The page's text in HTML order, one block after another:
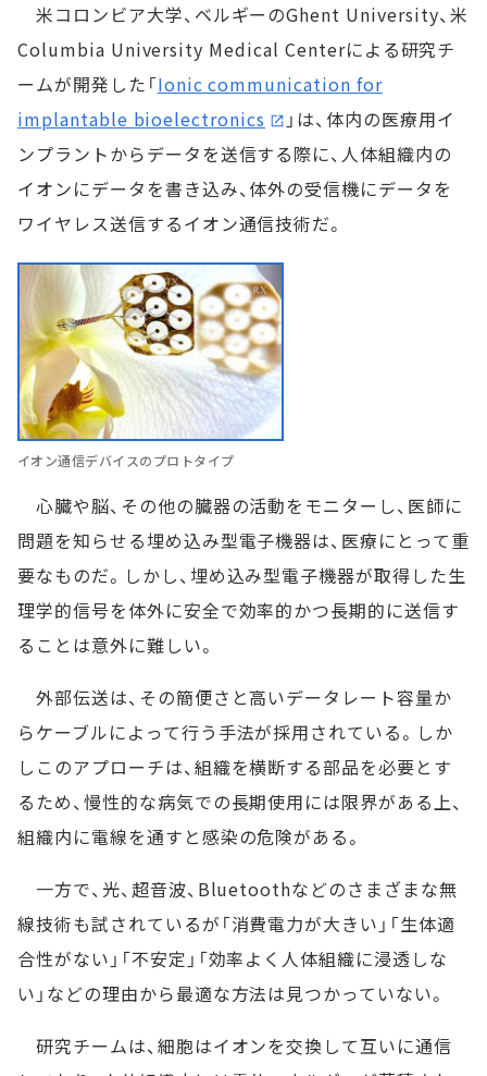
米コロンビア大学、ベルギーのGhent University、米
Columbia University Medical Centerによる研究チ
ームが開発した「Ionic communication for
implantable bioelectronics
」は、体内の医療用イ
ンプラントからデータを送信する際に、人体組織内の
イオンにデータを書き込み、体外の受信機にデータを
ワイヤレス送信するイオン通信技術だ。
イオン通信デバイスのプロトタイプ
心臓や脳、その他の臓器の活動をモニターし、医師に
問題を知らせる埋め込み型電子機器は、医療にとって重
要なものだ。しかし、埋め込み型電子機器が取得した生
理学的信号を体外に安全で効率的かつ長期的に送信す
ることは意外に難しい。
外部伝送は、その簡便さと高いデータレート容量か
らケーブルによって行う手法が採用されている。しか
しこのアプローチは、組織を横断する部品を必要とす
るため、慢性的な病気での長期使用には限界がある上、
組織内に電線を通すと感染の危険がある。
一方で、光、超音波、Bluetoothなどのさまざまな無
線技術も試されているが「消費電力が大きい」「生体適
合性がない」「不安定」「効率よく人体組織に浸透しな
い」などの理由から最適な方法は見つかっていない。
研究チームは、細胞はイオンを交換して互いに通信